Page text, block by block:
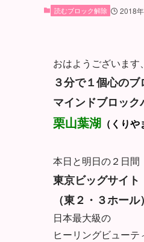
読むブロック解除 2018
おはようございます、
３分で１個心の
マインドブロック
栗山葉湖 （くりや
本日と明日の２日間
東京ビッグサイト
（東２・３ホール）
日本最大級の
ヒーリングビューテ